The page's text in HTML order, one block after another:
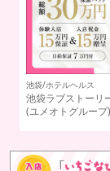
吉原/ソープランド
club OASIS